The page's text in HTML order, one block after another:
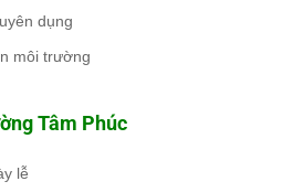
dụng
môi trường
Tâm Phúc
lễ